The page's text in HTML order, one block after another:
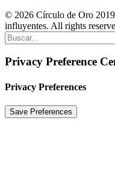
© 2026 Círculo de Oro
influyentes. All rights
Privacy Preference
Privacy Preferences